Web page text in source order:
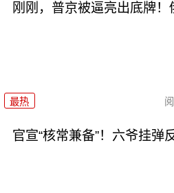
刚刚，普京被逼亮出底牌！
最热
官宣“核常兼备”！六爷挂弹